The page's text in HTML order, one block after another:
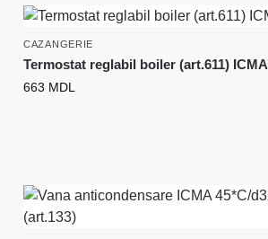
CAZANGERIE
Termostat reglabil boiler (art.611) ICMA
663 MDL